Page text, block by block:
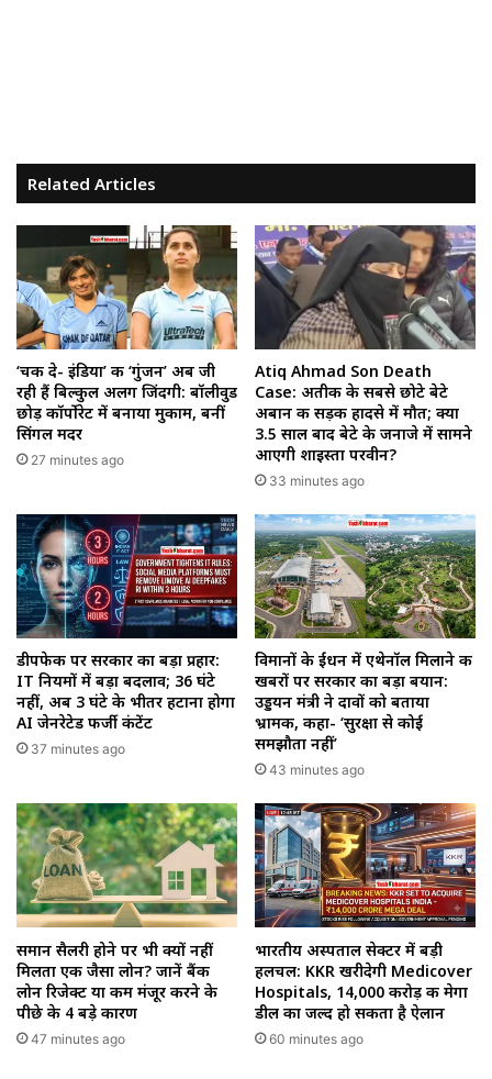
Related Articles
‘चक दे- इंडिया’ की ‘गुंजन’ अब जी
रही हैं बिल्कुल अलग जिंदगी: बॉलीवुड
छोड़ कॉर्पोरेट में बनाया मुकाम, बनीं
सिंगल मदर
27 minutes ago
Atiq Ahmad Son Death
Case: अतीक के सबसे छोटे बेटे
अबान की सड़क हादसे में मौत; क्या
3.5 साल बाद बेटे के जनाजे में सामने
आएगी शाइस्ता परवीन?
33 minutes ago
डीपफेक पर सरकार का बड़ा प्रहार:
IT नियमों में बड़ा बदलाव; 36 घंटे
नहीं, अब 3 घंटे के भीतर हटाना होगा
AI जेनरेटेड फर्जी कंटेंट
37 minutes ago
विमानों के ईंधन में एथेनॉल मिलाने की
खबरों पर सरकार का बड़ा बयान:
उड्डयन मंत्री ने दावों को बताया
भ्रामक, कहा- ‘सुरक्षा से कोई
समझौता नहीं’
43 minutes ago
समान सैलरी होने पर भी क्यों नहीं
मिलता एक जैसा लोन? जानें बैंक
लोन रिजेक्ट या कम मंजूर करने के
पीछे के 4 बड़े कारण
47 minutes ago
भारतीय अस्पताल सेक्टर में बड़ी
हलचल: KKR खरीदेगी Medicover
Hospitals, ₹14,000 करोड़ की मेगा
डील का जल्द हो सकता है ऐलान
60 minutes ago